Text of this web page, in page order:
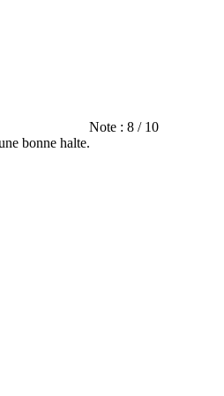
Note : 8 / 10
bonne halte.